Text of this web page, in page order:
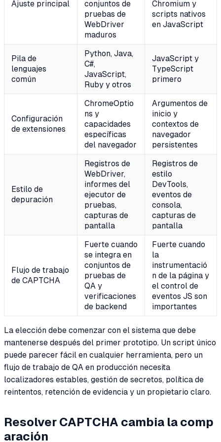
Ajuste principal
conjuntos de
pruebas de
WebDriver
maduros
Chromium y
scripts nativos
en JavaScript
Pila de
lenguajes
común
Python, Java,
C#,
JavaScript,
Ruby y otros
JavaScript y
TypeScript
primero
Configuración
de extensiones
ChromeOptio
ns y
capacidades
específicas
del navegador
Argumentos de
inicio y
contextos de
navegador
persistentes
Estilo de
depuración
Registros de
WebDriver,
informes del
ejecutor de
pruebas,
capturas de
pantalla
Registros de
estilo
DevTools,
eventos de
consola,
capturas de
pantalla
Flujo de trabajo
de CAPTCHA
Fuerte cuando
se integra en
conjuntos de
pruebas de
QA y
verificaciones
de backend
Fuerte cuando
la
instrumentació
n de la página y
el control de
eventos JS son
importantes
La elección debe comenzar con el sistema que debe
mantenerse después del primer prototipo. Un script único
puede parecer fácil en cualquier herramienta, pero un
flujo de trabajo de QA en producción necesita
localizadores estables, gestión de secretos, política de
reintentos, retención de evidencia y un propietario claro.
Resolver CAPTCHA cambia la comp
aración